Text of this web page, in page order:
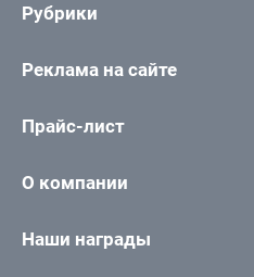
Рубрики
Реклама на сайте
Прайс-лист
О компании
Наши награды